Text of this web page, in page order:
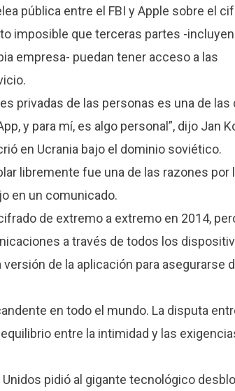
pública entre el FBI y Apple sobre el
imposible que terceras partes -
empresa- puedan tener acceso a las
privadas de las personas es una de las
y para mí, es algo personal”, dijo Jan
en Ucrania bajo el dominio soviético.
libremente fue una de las razones por
en un comunicado.
de extremo a extremo en 2014,
a través de todos los
de la aplicación para asegurarse
en todo el mundo. La disputa
entre la intimidad y las
pidió al gigante tecnológico